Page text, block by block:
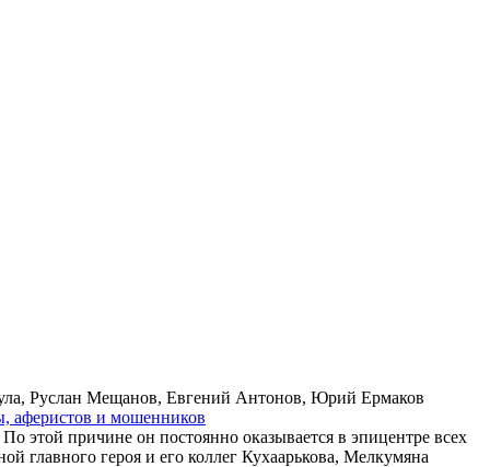
Руслан Мещанов, Евгений Антонов, Юрий Ермаков
афе­ри­стов и мо­шен­ни­ков
этой причине он постоянно оказывается в эпицентре всех
главного героя и его коллег Кухаарькова, Мелкумяна